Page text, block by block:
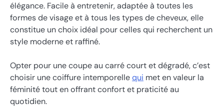
élégance. Facile à entretenir, adaptée à toutes les
formes de visage et à tous les types de cheveux, elle
constitue un choix idéal pour celles qui recherchent un
style moderne et raffiné.
Opter pour une coupe au carré court et dégradé, c’est
choisir une coiffure intemporellequi met en valeur la
féminité tout en offrant confort et praticité au
quotidien.